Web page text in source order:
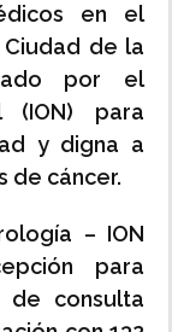
en el
de la
por el
(ION) para
y digna a
de cáncer.
– ION
para
de consulta